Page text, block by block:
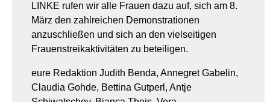
LINKE rufen wir alle Frauen dazu auf, sich am 8.
März den zahlreichen Demonstrationen
anzuschließen und sich an den vielseitigen
Frauenstreikaktivitäten zu beteiligen.
eure Redaktion Judith Benda, Annegret Gabelin,
Claudia Gohde, Bettina Gutperl, Antje